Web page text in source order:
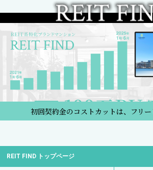
初回契約金のコストカットは、フリ
REIT FIND トップページ